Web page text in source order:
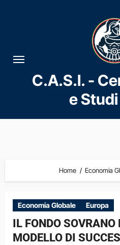
al
C.A.S.I. -
e
Home Economia
Economia Globale Europa
IL FONDO SOVRANO
MODELLO DI